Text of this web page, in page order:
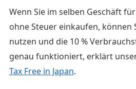
Wenn Sie im selben Geschäft
ohne Steuer einkaufen, können
nutzen und die 10 %
genau funktioniert, erklärt
Tax Free in Japan.